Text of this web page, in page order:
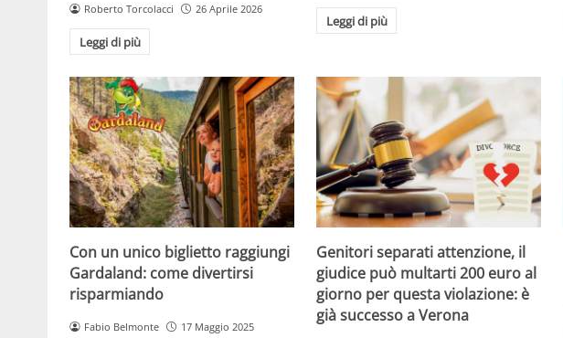
Roberto Torcolacci 26 Aprile 2026
Leggi di più
Leggi di più
Con un unico biglietto raggiungi
Gardaland: come divertirsi
risparmiando
Fabio Belmonte 17 Maggio 2025
Genitori separati attenzione, il
giudice può multarti 200 euro al
giorno per questa violazione: è
già successo a Verona